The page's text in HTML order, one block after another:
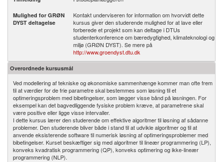
Mulighed for GRØN
DYST deltagelse
Kontakt underviseren for information om hvorvidt dette
kursus giver den studerende mulighed for at lave eller
forberede et projekt som kan deltage i DTUs
studenterkonference om bæredygtighed, klimateknologi og
miljø (GRØN DYST). Se mere på
http://www.groendyst.dtu.dk
Overordnede kursusmål
Ved modellering af tekniske og økonomiske sammenhænge kommer man ofte frem
til at værdier for de frie parametre skal bestemmes som løsning til et
optimeringsproblem med bibetingelser, som lægger visse bånd på løsningen. For
eksempel kan det bagvedliggende fysiske problem kræve, at parametrene skal
være positive eller ligge visse intervaller.
I dette kursus lærer den studerende om effektive algoritmer til løsning af sådanne
problemer. Den studerende bliver både i stand til at udvikle algoritmer og til at
anvende eksisterende software til numerisk løsning af optimeringsproblemer med
bibetingelser. Kurset beskæftiger sig med algoritmer til lineær programmering (LP),
konveks kvadratisk programmering (QP), konveks optimering og ikke-lineær
programmering (NLP).